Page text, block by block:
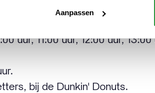
Aanpassen
op een rij:
uur, 11:00 uur, 12:00 uur,
bij de Dunkin' Donuts.